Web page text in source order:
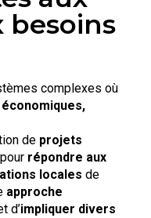
besoins
complexes où
de projets
répondre aux
locales de
approche
d’impliquer divers